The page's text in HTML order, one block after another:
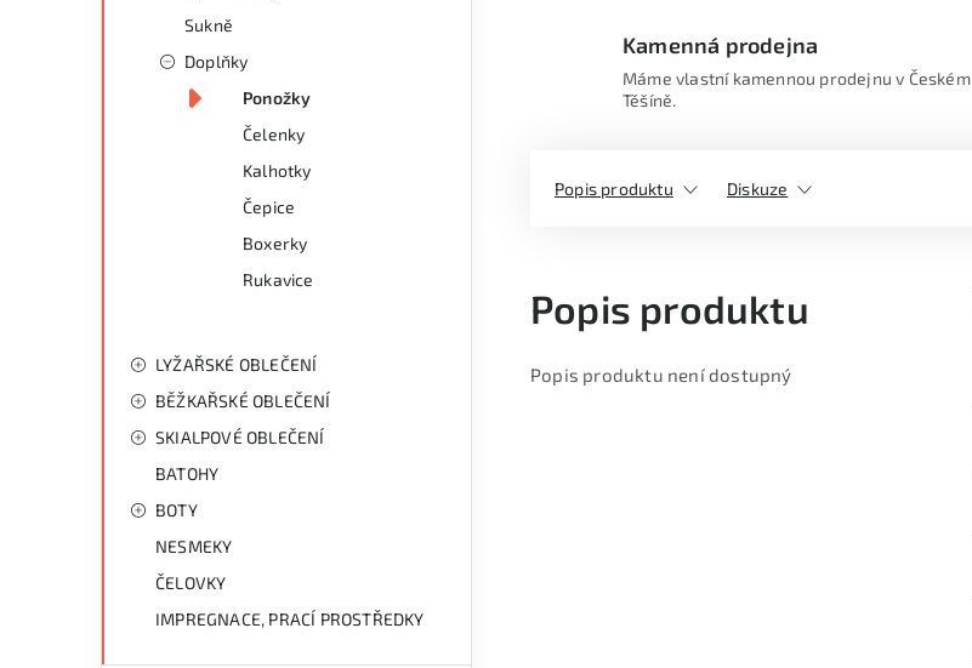
Sukně
Doplňky
Ponožky
Čelenky
Kalhotky
Čepice
Boxerky
Rukavice
LYŽAŘSKÉ OBLEČENÍ
BĚŽKAŘSKÉ OBLEČENÍ
SKIALPOVÉ OBLEČENÍ
BATOHY
BOTY
NESMEKY
ČELOVKY
IMPREGNACE, PRACÍ PROSTŘEDKY
Kamenná prodejna
Máme vlastní kamennou prodejnu v Českém
Těšíně.
Popis produktu Diskuze
Popis produktu
Popis produktu není dostupný